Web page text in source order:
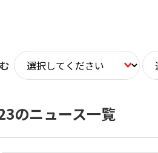
のニュース一覧